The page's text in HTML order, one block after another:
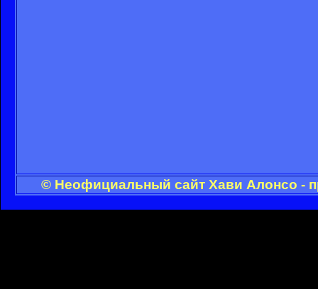
© Неофициальный сайт Хави Алонсо -